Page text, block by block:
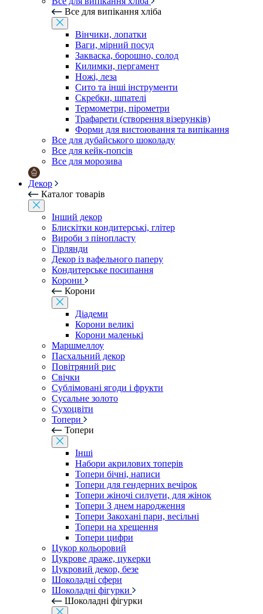
Все для випікання хліба
Вінчики, лопатки
Ваги, мірний посуд
Закваска, борошно, солод
Килимки, пергамент
Ножі, леза
Сито та інші інструменти
Скребки, шпателі
Термометри, пірометри
Трафарети (створення візерунків)
Форми для вистоювання та випікання
Все для дубайського шоколаду
Все для кейк-попсів
Все для морозива
Декор
Каталог товарів
Інший декор
Блискітки кондитерські, глітер
Вироби з пінопласту
Гірлянди
Декор із вафельного паперу
Кондитерське посипання
Корони
Корони
Діадеми
Корони великі
Корони маленькі
Маршмеллоу
Пасхальний декор
Повітряний рис
Свічки
Сублімовані ягоди і фрукти
Сусальне золото
Сухоцвіти
Топери
Топери
Інші
Набори акрилових топерів
Топери бічні, написи
Топери для гендерних вечірок
Топери жіночі силуети, для жінок
Топери З днем ​​народження
Топери Закохані пари, весільні
Топери на хрещення
Топери цифри
Цукор кольоровий
Цукрове драже, цукерки
Цукровий декор, безе
Шоколадні сфери
Шоколадні фігурки
Шоколадні фігурки